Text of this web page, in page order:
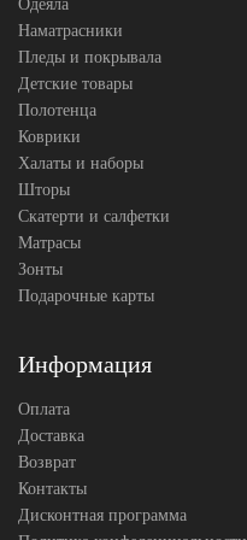
Наматрасники
Пледы и покрывала
Детские товары
Полотенца
Коврики
Халаты и наборы
Шторы
Скатерти и салфетки
Матрасы
Зонты
Подарочные карты
Информация
Оплата
Доставка
Возврат
Контакты
Дисконтная программа